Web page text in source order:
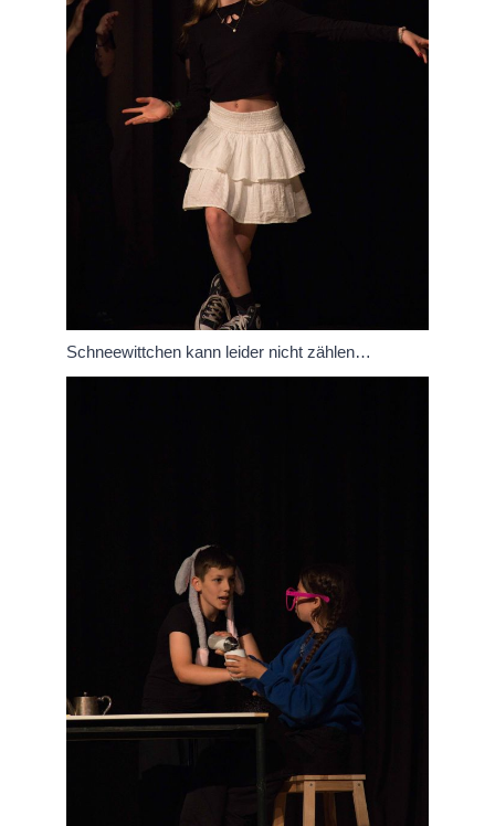
Schneewittchen kann leider nicht zählen…